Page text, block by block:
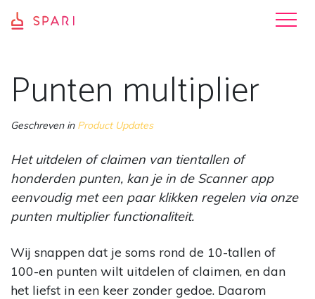
Punten multiplier
Geschreven in Product Updates
Het uitdelen of claimen van tientallen of
honderden punten, kan je in de Scanner app
eenvoudig met een paar klikken regelen via onze
punten multiplier functionaliteit.
Wij snappen dat je soms rond de 10-tallen of
100-en punten wilt uitdelen of claimen, en dan
het liefst in een keer zonder gedoe. Daarom